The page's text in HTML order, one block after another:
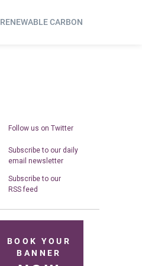
RENEWABLE CARBON
Follow us on Twitter
Subscribe to our daily
email newsletter
Subscribe to our
RSS feed
BOOK YOUR
BANNER